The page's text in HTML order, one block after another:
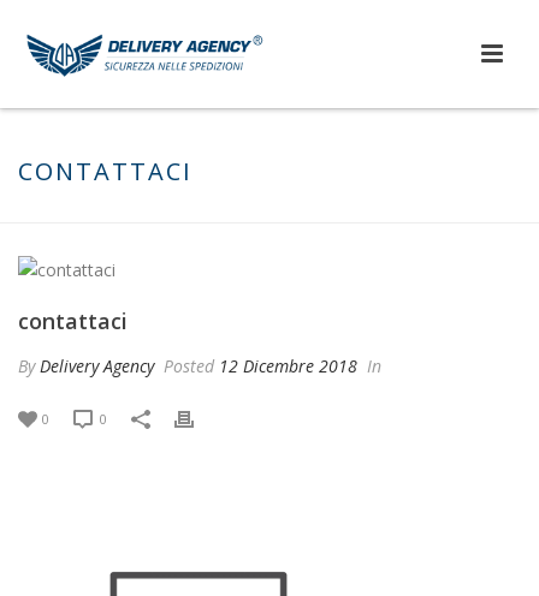
CONTATTACI
contattaci
By Delivery Agency Posted 12 Dicembre 2018 In
0 0